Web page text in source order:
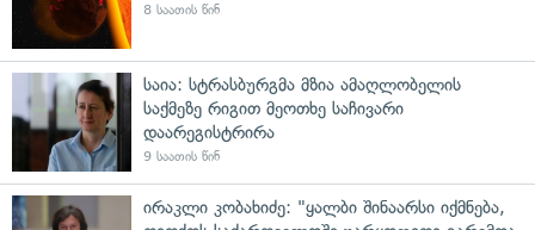
8 საათის წინ
საია: სტრასბურგმა მზია ამაღლობელის
საქმეზე რიგით მეოთხე საჩივარი
დაარეგისტრირა
9 საათის წინ
ირაკლი კობახიძე: "ყალბი შინაარსი იქმნება,